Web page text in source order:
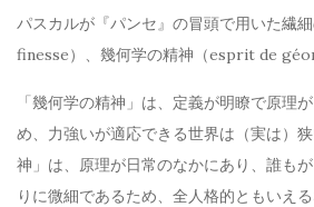
パスカルが『パンセ』の冒頭で用いた繊
finesse）、幾何学の精神（esprit de
「幾何学の精神」は、定義が明瞭で原理
め、力強いが適応できる世界は（実は）
神」は、原理が日常のなかにあり、誰も
りに微細であるため、全人格的ともいえ